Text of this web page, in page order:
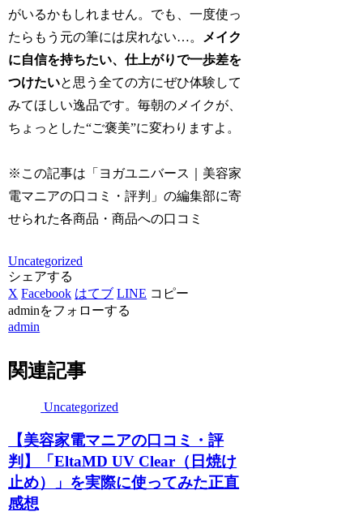
がいるかもしれません。でも、一度使っ
たらもう元の筆には戻れない…。
メイク
に自信を持ちたい、仕上がりで一歩差を
つけたいと思う全ての方にぜひ体験して
みてほしい逸品です。毎朝のメイクが、
ちょっとした“ご褒美”に変わりますよ。
※この記事は「ヨガユニバース｜美容家
電マニアの口コミ・評判」の編集部に寄
せられた各商品・商品への口コミ
Uncategorized
シェアする
X Facebook はてブ LINE コピー
adminをフォローする
admin
関連記事
Uncategorized
【美容家電マニアの口コミ・評
判】「EltaMD UV Clear（日焼け
止め）」を実際に使ってみた正直
感想